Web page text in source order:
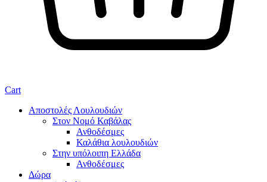
Cart
Αποστολές Λουλουδιών
Στον Νομό Καβάλας
Ανθοδέσμες
Καλάθια λουλουδιών
Στην υπόλοιπη Ελλάδα
Ανθοδέσμες
Δώρα